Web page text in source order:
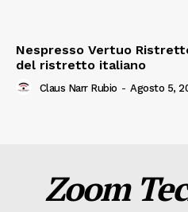
Nespresso Vertuo
del ristretto italiano
Claus Narr Rubio - Agosto 5,
Zoom